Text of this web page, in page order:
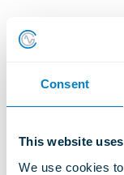
Consent
This website
We use cookies